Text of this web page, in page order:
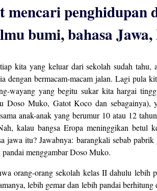
penghidupan
bumi, bahasa
kita yang keluar dari sekolah sudah tahu,
dengan bermacam-macam jalan. Lagi
wayang yang begitu sukar kita hargai
Doso Muko, Gatot Koco dan
anak-anak yang berumur 10 atau 12
kalau bangsa Eropa meninggikan betul
jawa itu? Jawabnya: barangkali sebab
menggambar Doso Muko.
orang-orang sekolah kelas II dahulu
lebih gemar dan lebih pandai